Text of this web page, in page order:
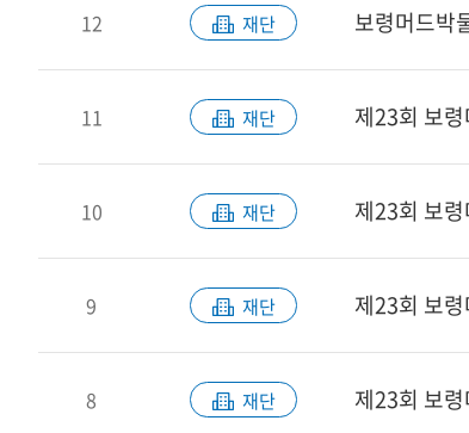
12 재단 보령머드박
11 재단 제23회 보
10 재단 제23회 보
9 재단 제23회 보
8 재단 제23회 보